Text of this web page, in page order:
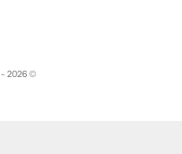
© 2026 - Slow Fashion